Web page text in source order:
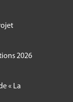
2026
« La